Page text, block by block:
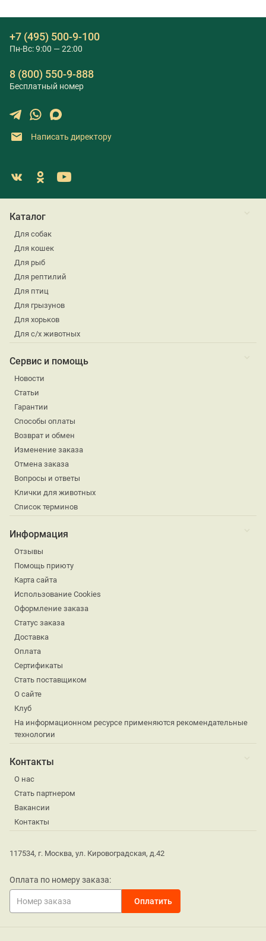
+7 (495) 500-9-100
Пн-Вс: 9:00 — 22:00
8 (800) 550-9-888
Бесплатный номер
Написать директору
Каталог
Для собак
Для кошек
Для рыб
Для рептилий
Для птиц
Для грызунов
Для хорьков
Для с/х животных
Сервис и помощь
Новости
Статьи
Гарантии
Способы оплаты
Возврат и обмен
Изменение заказа
Отмена заказа
Вопросы и ответы
Клички для животных
Список терминов
Информация
Отзывы
Помощь приюту
Карта сайта
Использование Cookies
Оформление заказа
Статус заказа
Доставка
Оплата
Сертификаты
Стать поставщиком
О сайте
Клуб
На информационном ресурсе применяются рекомендательные
технологии
Контакты
О нас
Стать партнером
Вакансии
Контакты
117534, г. Москва, ул. Кировоградская, д.42
Оплата по номеру заказа: